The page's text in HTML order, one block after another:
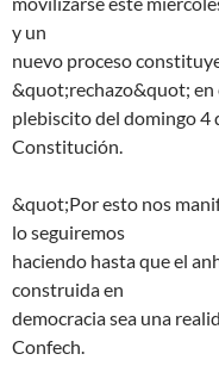
y un
nuevo proceso
&quot;rechazo&quot; en
plebiscito del domingo 4
Constitución.
&quot;Por esto nos
lo seguiremos
haciendo hasta que el
construida en
democracia sea una
Confech.